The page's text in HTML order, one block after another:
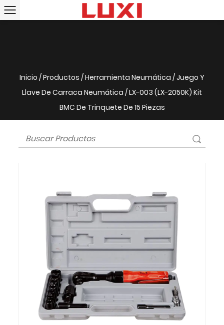
Inicio /Productos /Herramienta Neumática /Juego Y
Llave De Carraca Neumática /LX-003 (LX-2050K) Kit
BMC De Trinquete De 15 Piezas